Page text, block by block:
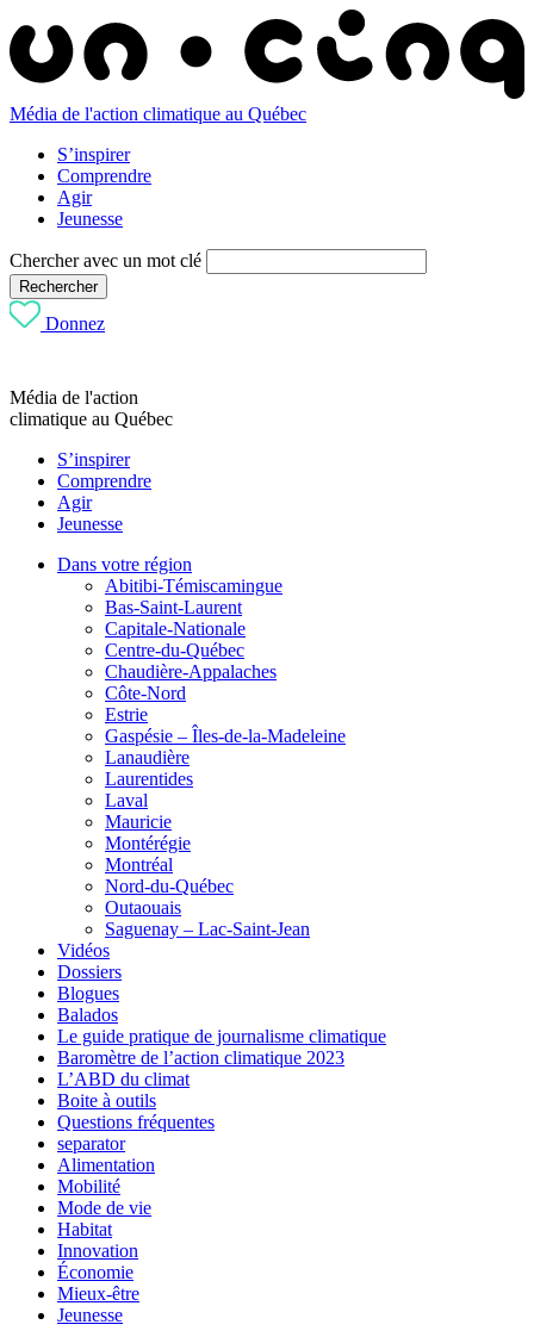
Média de l'action climatique au Québec
S’inspirer
Comprendre
Agir
Jeunesse
Chercher avec un mot clé
Rechercher
Donnez
Média de l'action
climatique au Québec
S’inspirer
Comprendre
Agir
Jeunesse
Dans votre région
Abitibi-Témiscamingue
Bas-Saint-Laurent
Capitale-Nationale
Centre-du-Québec
Chaudière-Appalaches
Côte-Nord
Estrie
Gaspésie – Îles-de-la-Madeleine
Lanaudière
Laurentides
Laval
Mauricie
Montérégie
Montréal
Nord-du-Québec
Outaouais
Saguenay – Lac-Saint-Jean
Vidéos
Dossiers
Blogues
Balados
Le guide pratique de journalisme climatique
Baromètre de l’action climatique 2023
L’ABD du climat
Boite à outils
Questions fréquentes
separator
Alimentation
Mobilité
Mode de vie
Habitat
Innovation
Économie
Mieux-être
Jeunesse